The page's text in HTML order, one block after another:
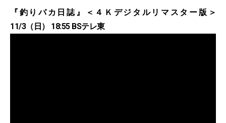
『釣りバカ日誌』＜４Ｋデジタルリマスター版＞
11/3（日） 18:55 BSテレ東